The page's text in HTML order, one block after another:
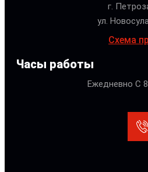
г.
ул.
Схема
Часы работы
Ежедневно С